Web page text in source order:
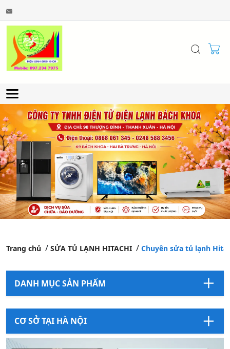
Trang chủ SỬA TỦ LẠNH HITACHI Chuyên sửa tủ lạnh
DANH MỤC SẢN PHẨM
CƠ SỞ TẠI HÀ NỘI